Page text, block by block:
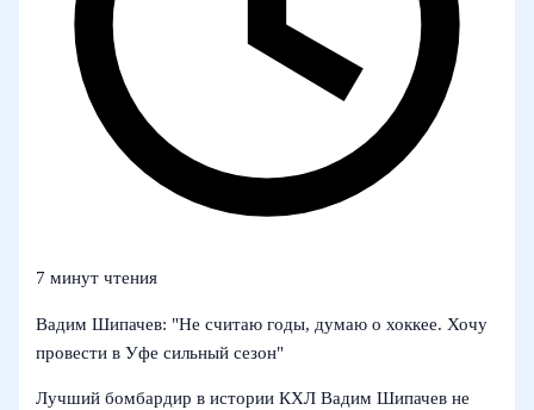
7 минут чтения
Вадим Шипачев: "Не считаю годы, думаю о хоккее. Хочу
провести в Уфе сильный сезон"
Лучший бомбардир в истории КХЛ Вадим Шипачев не